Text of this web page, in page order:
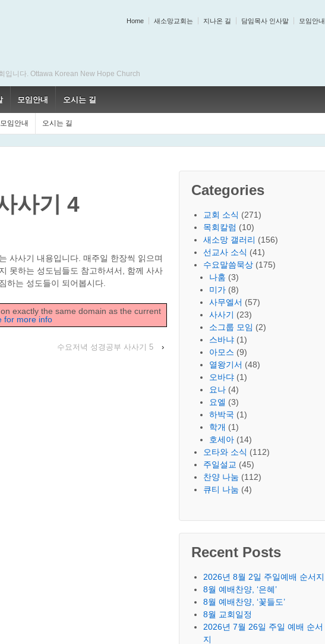
Home 새소망교회는 지나온 길 담임목사 인사말 모임안내
입니다. Ottawa Korean New Hope Church
모임안내 오시는 길
모임안내 오시는 길
사기 4
사사기 내용입니다. 매주일 한장씩 읽으며
못하는 성도님들도 참고하셔서, 함께 사사
하는 성도들이 되어봅시다.
exactly the same domain as the current
for more info
수요저녁 성경공부 사사기 5 ›
Categories
교회 소식 (271)
목회칼럼 (10)
새소망 갤러리 (156)
선교사 소식 (41)
수요말씀묵상 (175)
나훔 (3)
미가 (8)
사무엘서 (57)
사사기 (23)
소그룹 모임 (2)
스바냐 (1)
아모스 (9)
열왕기서 (48)
오바댜 (1)
요나 (4)
요엘 (3)
하박국 (1)
학개 (1)
호세아 (14)
오타와 소식 (112)
주일설교 (45)
찬양 나눔 (112)
큐티 나눔 (4)
Recent Posts
2026년 8월 2일 주일예배 순서지
8월 예배찬양, ‘은혜’
8월 예배찬양, ‘꽃들도’
8월 교회일정
2026년 7월 26일 주일 예배 순서
지